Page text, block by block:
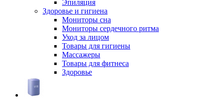
Эпиляция
Здоровье и гигиена
Мониторы сна
Мониторы сердечного ритма
Уход за лицом
Товары для гигиены
Массажеры
Товары для фитнеса
Здоровье